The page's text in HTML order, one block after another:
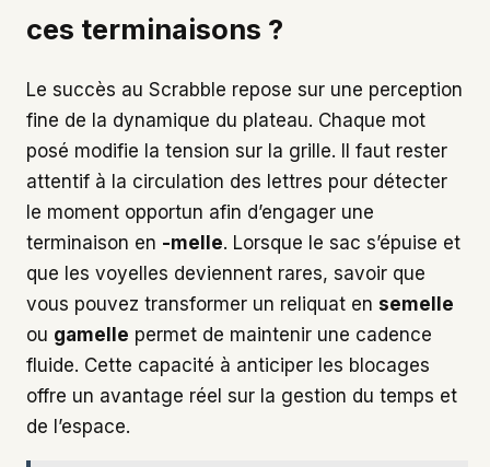
ces terminaisons ?
Le succès au Scrabble repose sur une perception
fine de la dynamique du plateau. Chaque mot
posé modifie la tension sur la grille. Il faut rester
attentif à la circulation des lettres pour détecter
le moment opportun afin d’engager une
terminaison en -melle. Lorsque le sac s’épuise et
que les voyelles deviennent rares, savoir que
vous pouvez transformer un reliquat en semelle
ou gamelle permet de maintenir une cadence
fluide. Cette capacité à anticiper les blocages
offre un avantage réel sur la gestion du temps et
de l’espace.